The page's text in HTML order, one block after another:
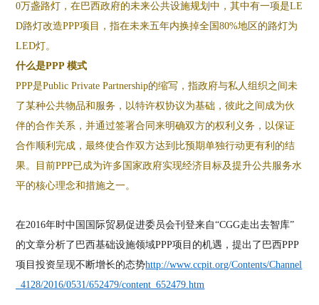
0万盏路灯，在巴西政府的未来公共设施规划中，其中有一项是LE
D路灯改造PPP项目，指在未来五年内换掉全国80%地区的路灯为
LED灯。
什么是PPP模式
PPP是Public Private Partnership的缩写，指政府与私人组织之间未
了某种公共物品和服务，以特许权协议为基础，彼此之间成为伙
伴的合作关系，并通过签署合同来明确双方的权利义务，以保证
合作顺利完成，最终使合作双方达到比预期单独行动更有利的结
果。目前PPP已成为许多国家政府实现经济目标及提升公共服务水
平的核心理念和措施之一。
在2016年时中国国际贸易促进委员会刊登来自“CGG走出去智库”
的文章分析了巴西基础设施领域PPP项目的机遇，提出了巴西PPP
项目投资呈现不断增长的态势http://www.ccpit.org/Contents/Channel
_4128/2016/0531/652479/content_652479.htm